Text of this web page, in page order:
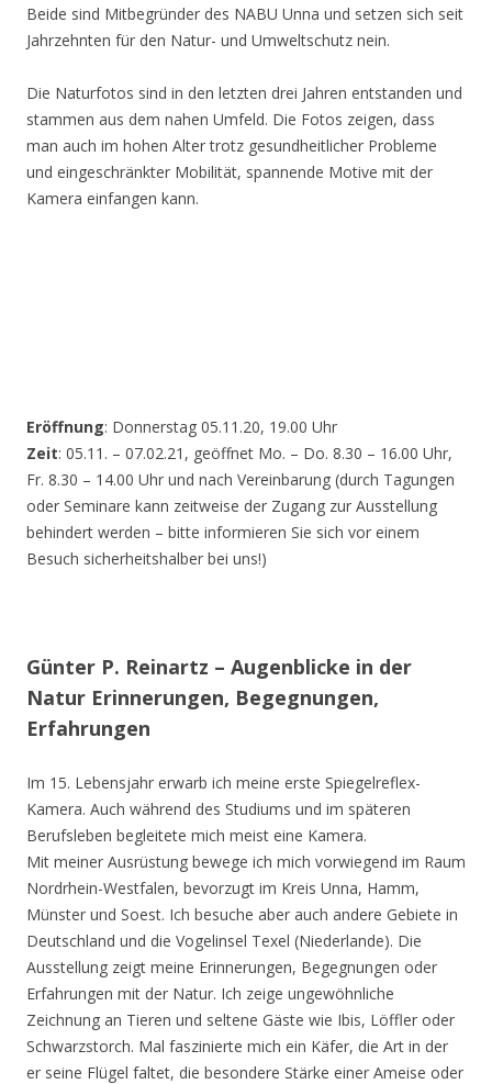
Beide sind Mitbegründer des NABU Unna und setzen sich seit
Jahrzehnten für den Natur- und Umweltschutz nein.
Die Naturfotos sind in den letzten drei Jahren entstanden und
stammen aus dem nahen Umfeld. Die Fotos zeigen, dass
man auch im hohen Alter trotz gesundheitlicher Probleme
und eingeschränkter Mobilität, spannende Motive mit der
Kamera einfangen kann.
Eröffnung: Donnerstag 05.11.20, 19.00 Uhr
Zeit: 05.11. – 07.02.21, geöffnet Mo. – Do. 8.30 – 16.00 Uhr,
Fr. 8.30 – 14.00 Uhr und nach Vereinbarung (durch Tagungen
oder Seminare kann zeitweise der Zugang zur Ausstellung
behindert werden – bitte informieren Sie sich vor einem
Besuch sicherheitshalber bei uns!)
Günter P. Reinartz – Augenblicke in der
Natur Erinnerungen, Begegnungen,
Erfahrungen
Im 15. Lebensjahr erwarb ich meine erste Spiegelreflex-
Kamera. Auch während des Studiums und im späteren
Berufsleben begleitete mich meist eine Kamera.
Mit meiner Ausrüstung bewege ich mich vorwiegend im Raum
Nordrhein-Westfalen, bevorzugt im Kreis Unna, Hamm,
Münster und Soest. Ich besuche aber auch andere Gebiete in
Deutschland und die Vogelinsel Texel (Niederlande). Die
Ausstellung zeigt meine Erinnerungen, Begegnungen oder
Erfahrungen mit der Natur. Ich zeige ungewöhnliche
Zeichnung an Tieren und seltene Gäste wie Ibis, Löffler oder
Schwarzstorch. Mal faszinierte mich ein Käfer, die Art in der
er seine Flügel faltet, die besondere Stärke einer Ameise oder